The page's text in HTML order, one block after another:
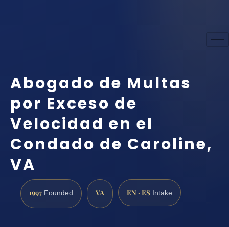
Abogado de Multas
por Exceso de
Velocidad en el
Condado de Caroline,
VA
1997 Founded VA EN · ES Intake